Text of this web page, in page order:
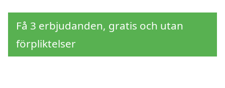
Få 3 erbjudanden, gratis och utan
förpliktelser